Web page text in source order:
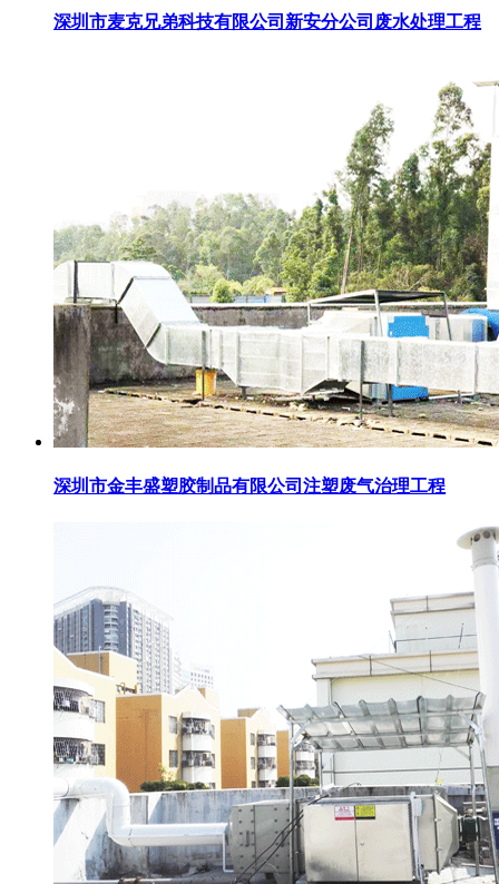
深圳市麦克兄弟科技有限公司新安分公司废水处理工程
深圳市金丰盛塑胶制品有限公司注塑废气治理工程